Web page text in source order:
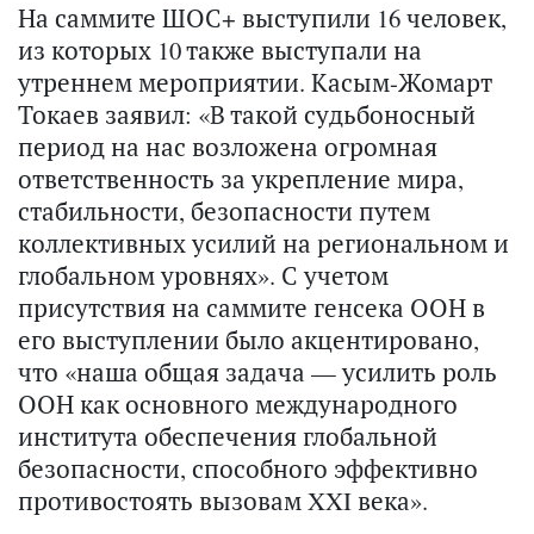
На саммите ШОС+ выступили 16 человек,
из которых 10 также выступали на
утреннем мероприятии. Касым-Жомарт
Токаев заявил: «В такой судьбоносный
период на нас возложена огромная
ответственность за укрепление мира,
стабильности, безопасности путем
коллективных усилий на региональном и
глобальном уровнях». С учетом
присутствия на саммите генсека ООН в
его выступлении было акцентировано,
что «наша общая задача — усилить роль
ООН как основного международного
института обеспечения глобальной
безопасности, способного эффективно
противостоять вызовам XXI века».